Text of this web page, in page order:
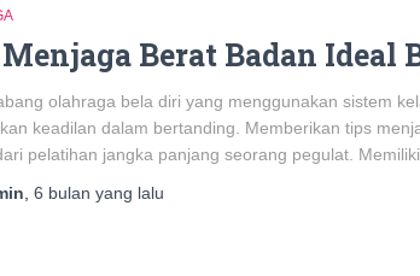
Berat Badan Ideal
olahraga bela diri yang menggunakan sistem
keadilan dalam bertanding. Memberikan tips
pelatihan jangka panjang seorang pegulat.
6 bulan yang lalu